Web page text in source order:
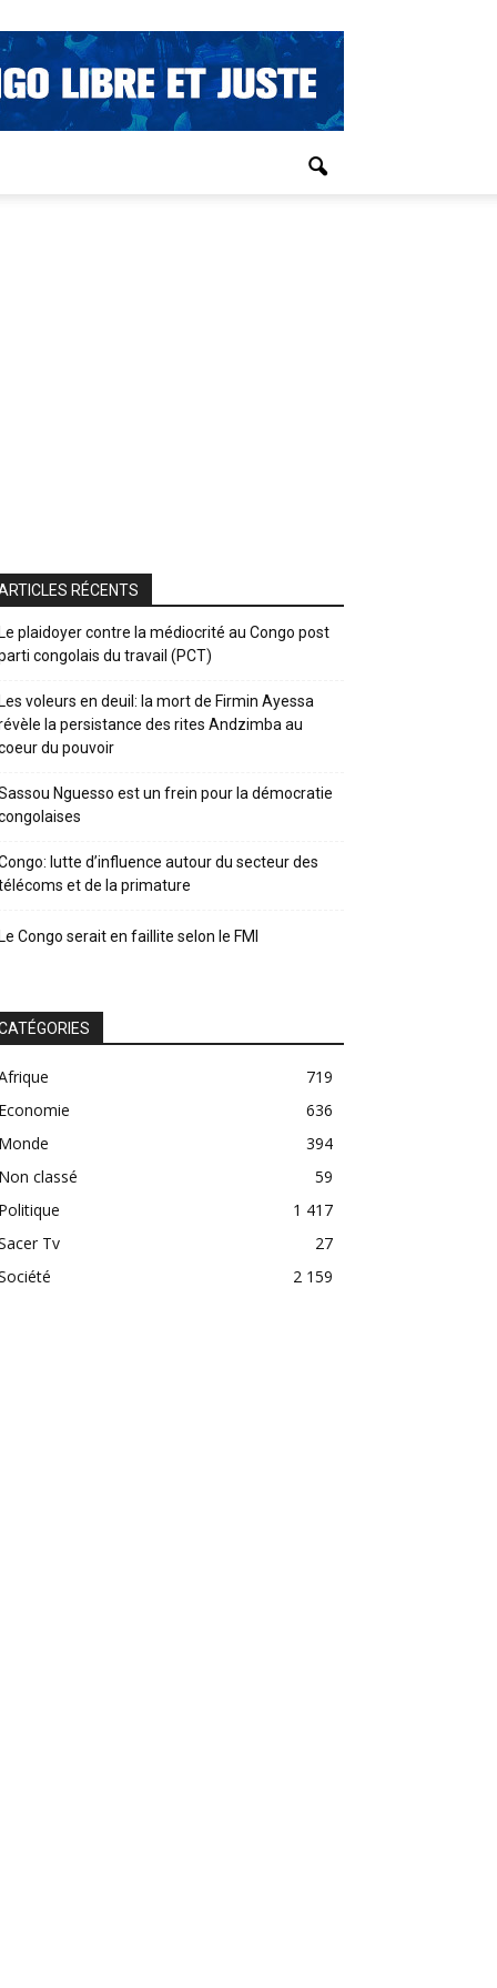
RÉCENTS
plaidoyer contre la médiocrité au Congo post
congolais du travail (PCT)
voleurs en deuil: la mort de Firmin Ayessa
la persistance des rites Andzimba au
du pouvoir
Nguesso est un frein pour la démocratie
lutte d’influence autour du secteur des
et de la primature
Congo serait en faillite selon le FMI
719
636
394
classé
59
1 417
Tv
27
2 159